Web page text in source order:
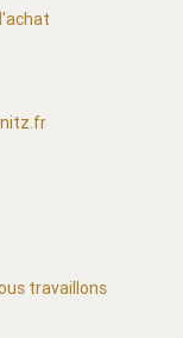
travaillons